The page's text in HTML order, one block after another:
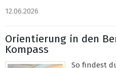
12.06.2026
Orientierung in den
Kompass
So findest